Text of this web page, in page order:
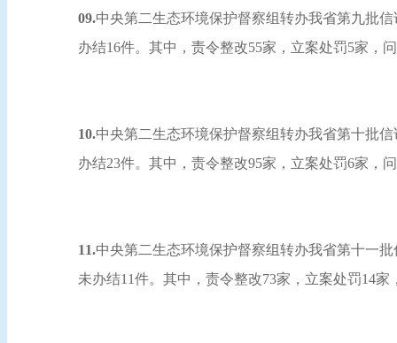
09.中央第二生态环境保护督察组转办我省第九批
办结16件。其中，责令整改55家，立案处罚5家，
10.中央第二生态环境保护督察组转办我省第十批
办结23件。其中，责令整改95家，立案处罚6家，
11.中央第二生态环境保护督察组转办我省第十一
未办结11件。其中，责令整改73家，立案处罚14